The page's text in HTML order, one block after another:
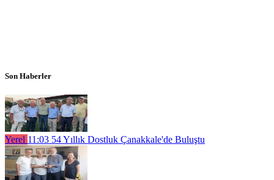
Son Haberler
Yerel 11:03 54 Yıllık Dostluk Çanakkale'de Buluştu